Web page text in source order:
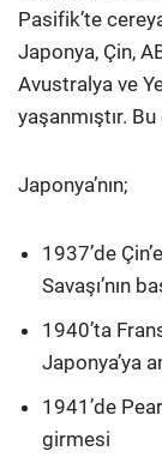
Pasifik’te
Japonya, Çin,
Avustralya ve
yaşanmıştır.
Japonya’nın;
1937’de
Savaşı’nın
1940’ta
Japonya’ya
1941’de
girmesi